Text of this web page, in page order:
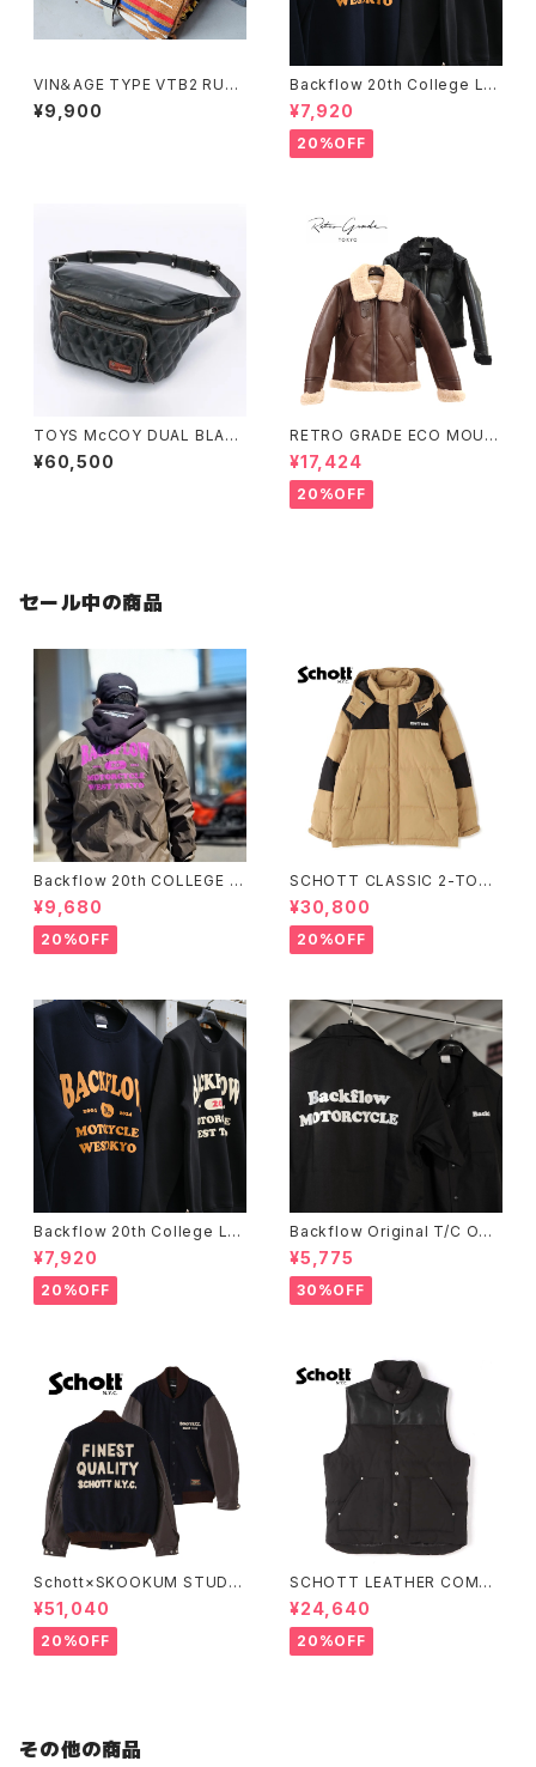
VIN＆AGE TYPE VTB2 RUG
& LEATHER RUG HOLDER
¥9,900
Backflow 20th College Lo
go T/C Sweat
¥7,920
20%OFF
TOYS McCOY DUAL BLADE
BAG MAX
¥60,500
RETRO GRADE ECO MOUT
ON JACKET
¥17,424
20%OFF
セール中の商品
Backflow 20th COLLEGE C
OACH JACKET
¥9,680
20%OFF
SCHOTT CLASSIC 2-TONE
DOWN JACKET
¥30,800
20%OFF
Backflow 20th College Lo
go T/C Sweat
¥7,920
20%OFF
Backflow Original T/C Ope
n Collar S/S Work Shirt
¥5,775
30%OFF
Schott×SKOOKUM STUDIU
M JACKET FINEST QUALIT
Y
¥51,040
20%OFF
SCHOTT LEATHER COMBI
DOWN VEST
¥24,640
20%OFF
その他の商品